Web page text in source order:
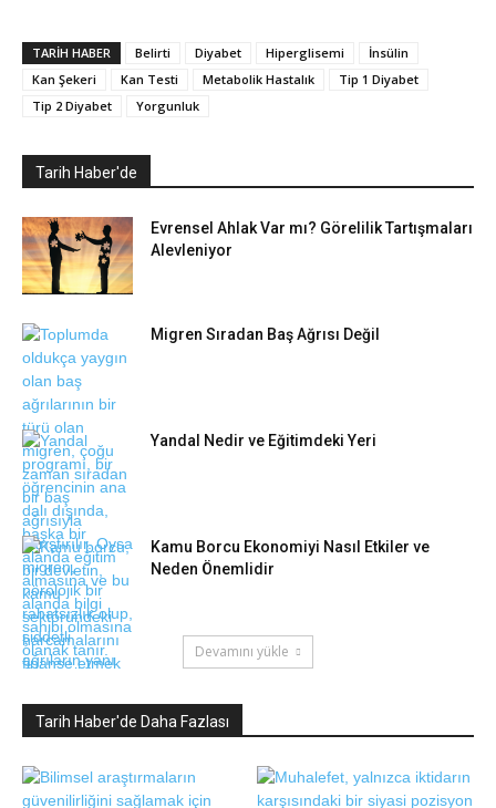
TARIH HABER Belirti Diyabet Hiperglisemi
İnsülin
Kan Şekeri
Kan Testi Metabolik Hastalık
Tip 1 Diyabet
Tip 2 Diyabet
Yorgunluk
Tarih Haber'de
Evrensel Ahlak Var mı? Görelilik Tartışmaları
Alevleniyor
Migren Sıradan Baş Ağrısı Değil
Yandal Nedir ve Eğitimdeki Yeri
Kamu Borcu Ekonomiyi Nasıl Etkiler ve
Neden Önemlidir
Devamını yükle
Tarih Haber'de Daha Fazlası